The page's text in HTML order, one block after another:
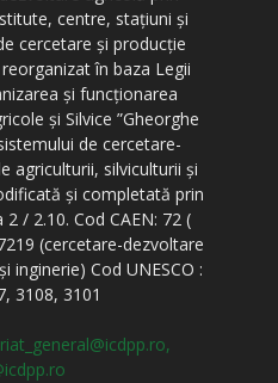
centre, stațiuni și
cercetare și producție
în baza Legii
și funcționarea
și Silvice ”Gheorghe
de cercetare-
agriculturii, silviculturii și
și completată prin
/ 2.10. Cod CAEN: 72 (
(cercetare-dezvoltare
inginerie) Cod UNESCO :
3108, 3101